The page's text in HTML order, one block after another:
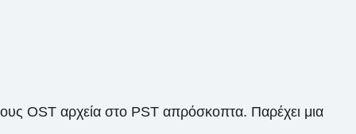
OST αρχεία στο PST απρόσκοπτα. Παρέχει μια